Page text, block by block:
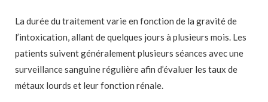
La durée du traitement varie en fonction de la gravité de
l’intoxication, allant de quelques jours à plusieurs mois. Les
patients suivent généralement plusieurs séances avec une
surveillance sanguine régulière afin d’évaluer les taux de
métaux lourds et leur fonction rénale.